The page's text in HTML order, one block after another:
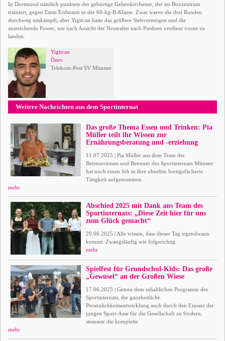
In Dortmund nämlich punktete der gebürtige Gelsenkirchener, der im Boxzentrum
trainiert, gegen Etem Erdmann in der 60-kg-B-Klasse. Zwar waren die drei Runden
durchweg umkämpft, aber Yigitcan hatte das größere Stehvermögen und die
ausreichende Power, um nach Ansicht der Neutralen nach Punkten verdient vorne zu
landen.
Yigitcan
Özev
Telekom-Post SV Münster
Weitere Nachrichten aus dem Sportinternat
Das große Thema Essen und Trinken: Pia
Müller teilt ihr Wissen zur
Ernährungsberatung und -erziehung
11.07.2025 | Pia Müller aus dem Team der
Betreuerinnen und Betreuer des Sportinternats Münster
hat noch einen Job in ihre ohnehin breitgefächerte
Tätigkeit aufgenommen.
mehr
Abschied 2025 mit Dank ans Team des
Sportinternats: „Diese Zeit hier für uns
zum Glück gemacht“
29.06.2025 | Alle wissen, dass dieser Tag irgendwann
kommt. Zwangsläufig wie folgerichtig.
mehr
Spielfest für Grundschul-Kids: Das große
„Gewusel“ an der Großen Wiese
17.06.2025 | Getreu dem inhaltlichen Programm des
Sportinternats, die ganzheitliche
Persönlichkeitsentwicklung auch durch den Einsatz der
jungen Sport-Asse für die Gesellschaft zu fördern,
stemmte die komplette
mehr